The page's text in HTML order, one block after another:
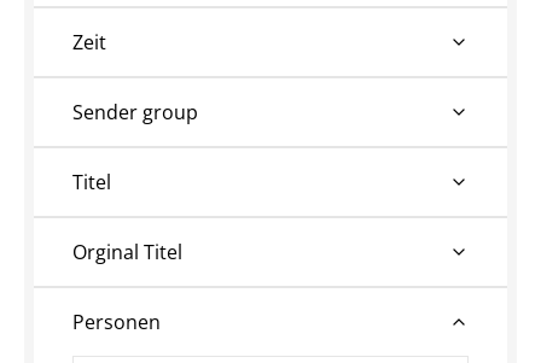
Zeit
Sender group
Titel
Orginal Titel
Personen